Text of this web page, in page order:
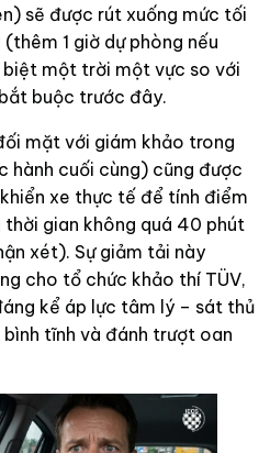
sẽ được rút xuống mức tối
1 giờ dự phòng nếu
một trời một vực so với
buộc trước đây.
mặt với giám khảo trong
hành cuối cùng) cũng được
xe thực tế để tính điểm
gian không quá 40 phút
xét). Sự giảm tải này
cho tổ chức khảo thí TÜV,
kể áp lực tâm lý – sát thủ
tĩnh và đánh trượt oan